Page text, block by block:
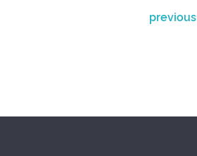
previous